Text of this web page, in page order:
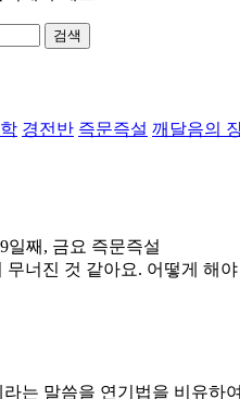
검색
경전반 즉문즉설 깨달음의
일째, 금요 즉문즉설
무너진 것 같아요. 어떻게 해
는 말씀을 연기법을 비유하